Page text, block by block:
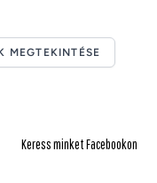
MEGTEKINTÉSE
Keress minket Facebookon